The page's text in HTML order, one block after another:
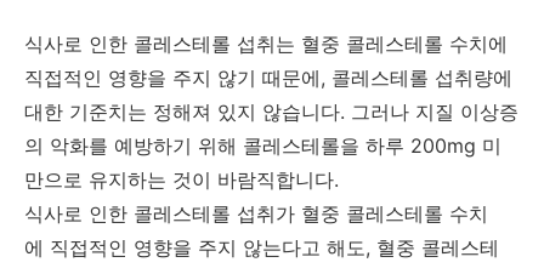
식사로 인한 콜레스테롤 섭취는 혈중 콜레스테롤 수치에
직접적인 영향을 주지 않기 때문에, 콜레스테롤 섭취량에
대한 기준치는 정해져 있지 않습니다. 그러나 지질 이상증
의 악화를 예방하기 위해 콜레스테롤을 하루 200mg 미
만으로 유지하는 것이 바람직합니다.
식사로 인한 콜레스테롤 섭취가 혈중 콜레스테롤 수치
에 직접적인 영향을 주지 않는다고 해도, 혈중 콜레스테